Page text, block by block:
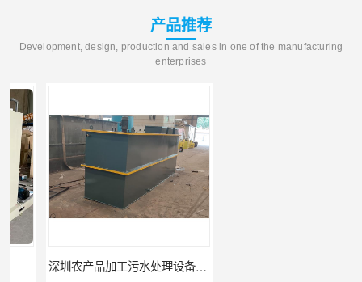
产品推荐
Development, design, production and sales in one of the manufacturing
enterprises
深圳农产品加工污水处理设备厂家